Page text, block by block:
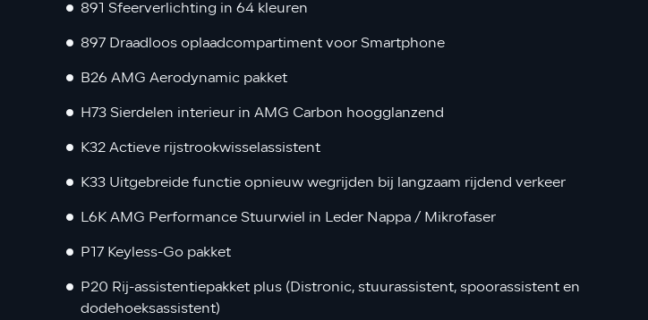
891 Sfeerverlichting in 64 kleuren
897 Draadloos oplaadcompartiment voor Smartphone
B26 AMG Aerodynamic pakket
H73 Sierdelen interieur in AMG Carbon hoogglanzend
K32 Actieve rijstrookwisselassistent
K33 Uitgebreide functie opnieuw wegrijden bij langzaam rijdend verkeer
L6K AMG Performance Stuurwiel in Leder Nappa / Mikrofaser
P17 Keyless-Go pakket
P20 Rij-assistentiepakket plus (Distronic, stuurassistent, spoorassistent en
dodehoeksassistent)